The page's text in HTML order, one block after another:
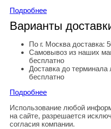
Подробнее
Варианты
По г. Москва доставка:
Самовывоз из наших
бесплатно
Доставка до
бесплатно
Подробнее
Правовая информация
Использование любой
на сайте, разрешается
согласия компании.